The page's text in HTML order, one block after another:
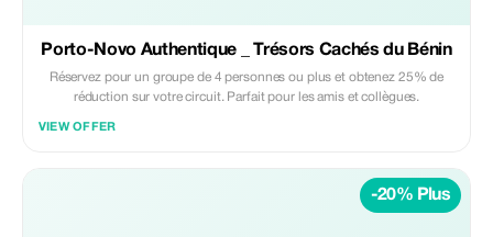
Porto-Novo Authentique _ Trésors Cachés du Bénin
Réservez pour un groupe de 4 personnes ou plus et obtenez 25% de
réduction sur votre circuit. Parfait pour les amis et collègues.
VIEW OFFER
-20% Plus